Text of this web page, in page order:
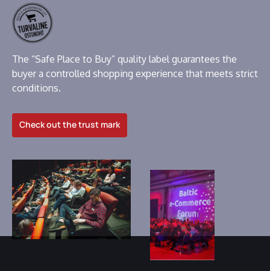
The “Safe Place to Buy” quality label guarantees the
buyer a controlled shopping experience that meets strict
conditions.
Check out the trust mark